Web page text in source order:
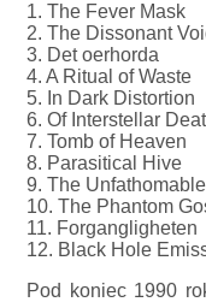
1. The Fever Mask
2. The Dissonant
3. Det oerhorda
4. A Ritual of Waste
5. In Dark Distortion
6. Of Interstellar
7. Tomb of Heaven
8. Parasitical Hive
9. The Unfathomable
10. The Phantom
11. Forgangligheten
12. Black Hole
Pod koniec 1990